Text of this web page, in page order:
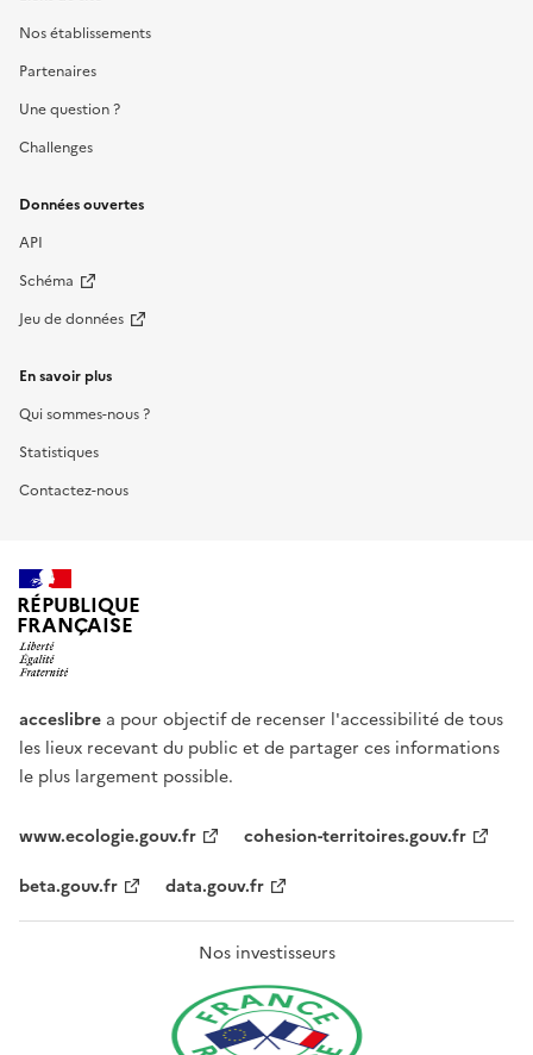
Nos établissements
Partenaires
Une question ?
Challenges
Données ouvertes
API
Schéma
Jeu de données
En savoir plus
Qui sommes-nous ?
Statistiques
Contactez-nous
RÉPUBLIQUE
FRANÇAISE
acceslibre a pour objectif de recenser l'accessibilité de tous
les lieux recevant du public et de partager ces informations
le plus largement possible.
www.ecologie.gouv.fr
cohesion-territoires.gouv.fr
beta.gouv.fr
data.gouv.fr
Nos investisseurs